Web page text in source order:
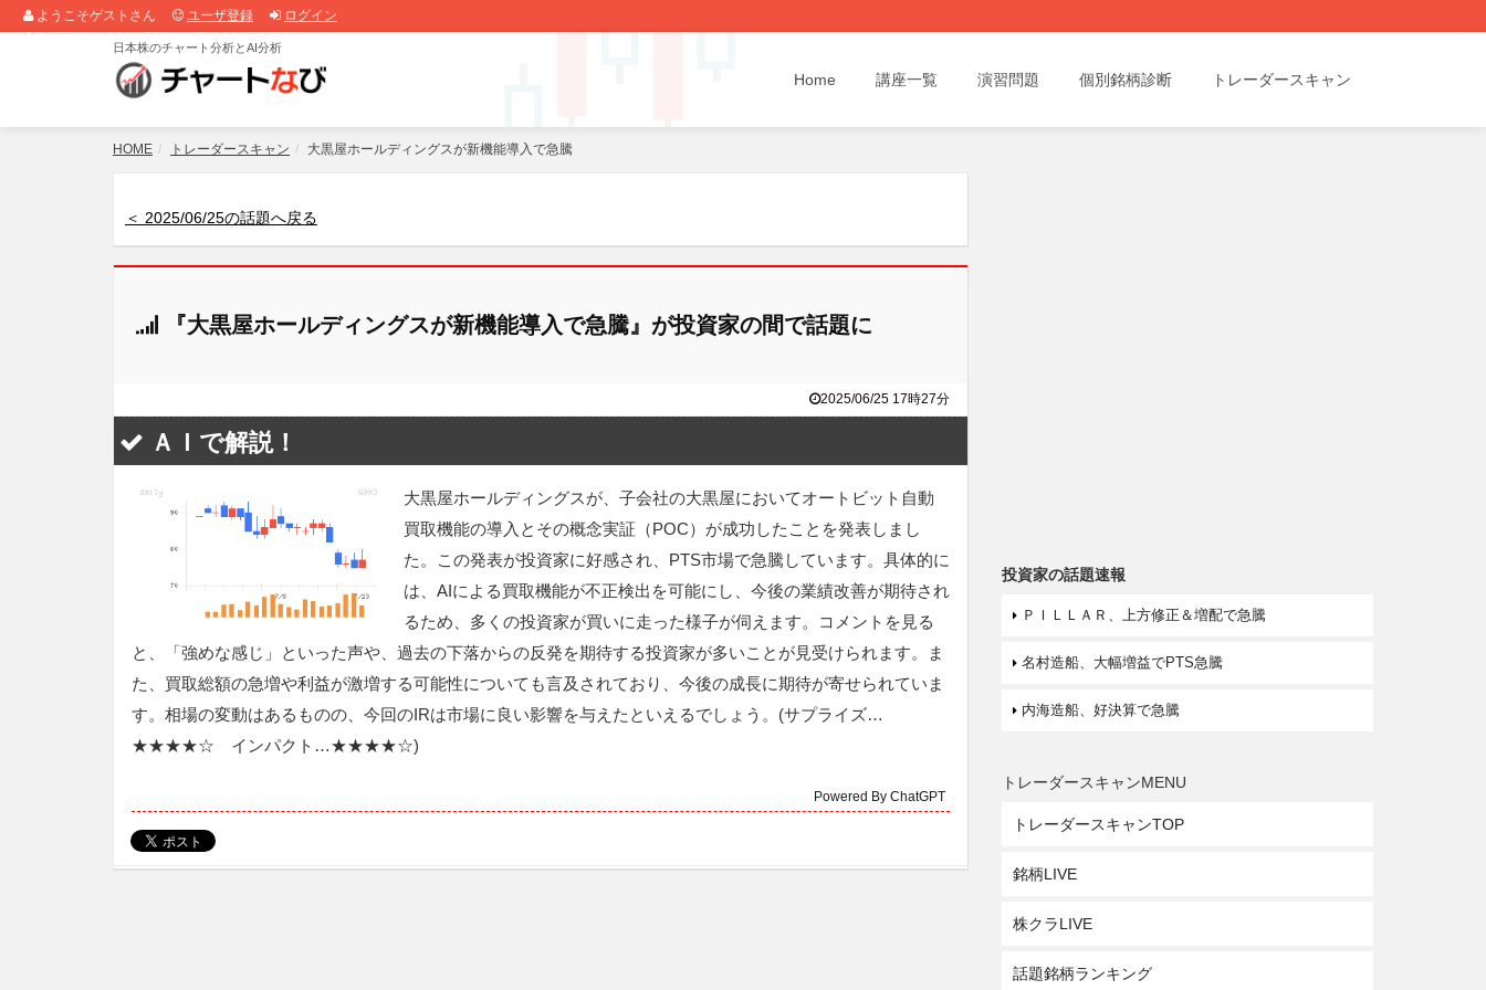
ようこそゲストさん ユーザ登録 ログイン
日本株のチャート分析とAI分析
Home 講座一覧 演習問題 個別銘柄診断 トレーダースキャン
HOME トレーダースキャン 大黒屋ホールディングスが新機能導入で急騰
＜ 2025/06/25の話題へ戻る
『大黒屋ホールディングスが新機能導入で急騰』が投資家の間で話題に
2025/06/25 17時27分
ＡＩで解説！
大黒屋ホールディングスが、子会社の大黒屋においてオートビット自動
買取機能の導入とその概念実証（POC）が成功したことを発表しまし
た。この発表が投資家に好感され、PTS市場で急騰しています。具体的に
は、AIによる買取機能が不正検出を可能にし、今後の業績改善が期待され
るため、多くの投資家が買いに走った様子が伺えます。コメントを見る
と、「強めな感じ」といった声や、過去の下落からの反発を期待する投資家が多いことが見受けられます。ま
た、買取総額の急増や利益が激増する可能性についても言及されており、今後の成長に期待が寄せられていま
す。相場の変動はあるものの、今回のIRは市場に良い影響を与えたといえるでしょう。(サプライズ…
★★★★☆ インパクト…★★★★☆)
Powered By ChatGPT
投資家の話題速報
ＰＩＬＬＡＲ、上方修正＆増配で急騰
名村造船、大幅増益でPTS急騰
内海造船、好決算で急騰
トレーダースキャンMENU
トレーダースキャンTOP
銘柄LIVE
株クラLIVE
話題銘柄ランキング